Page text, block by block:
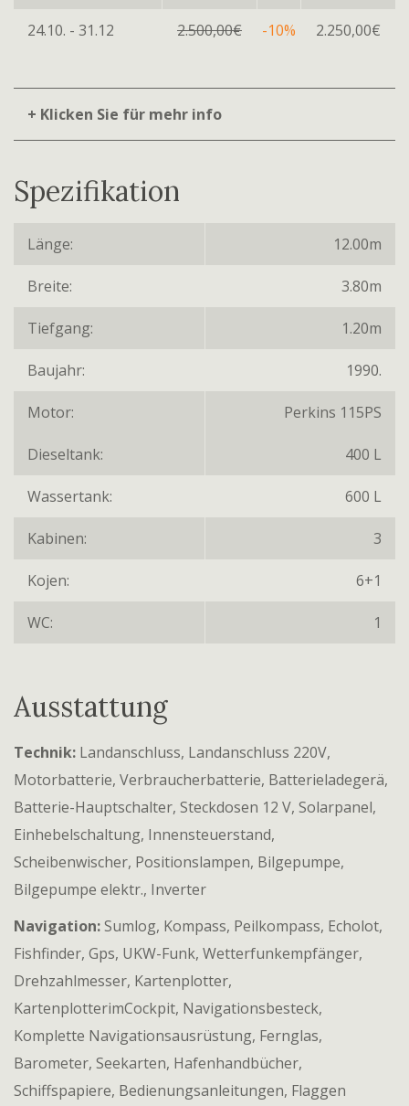
24.10. - 31.12 2.500,00€ -10% 2.250,00€
+ Klicken Sie für mehr info
Spezifikation
Länge: 12.00m
Breite: 3.80m
Tiefgang: 1.20m
Baujahr: 1990.
Motor: Perkins 115PS
Dieseltank: 400 L
Wassertank: 600 L
Kabinen: 3
Kojen: 6+1
WC: 1
Ausstattung
Technik: Landanschluss, Landanschluss 220V,
Motorbatterie, Verbraucherbatterie, Batterieladegerä,
Batterie-Hauptschalter, Steckdosen 12 V, Solarpanel,
Einhebelschaltung, Innensteuerstand,
Scheibenwischer, Positionslampen, Bilgepumpe,
Bilgepumpe elektr., Inverter
Navigation:Sumlog, Kompass, Peilkompass, Echolot,
Fishfinder, Gps, UKW-Funk, Wetterfunkempfänger,
Drehzahlmesser, Kartenplotter,
KartenplotterimCockpit, Navigationsbesteck,
Komplette Navigationsausrüstung, Fernglas,
Barometer, Seekarten, Hafenhandbücher,
Schiffspapiere, Bedienungsanleitungen, Flaggen